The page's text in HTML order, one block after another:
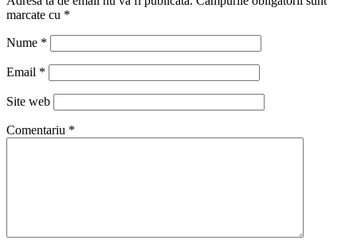
marcate cu *
Nume *
Email *
Site web
Comentariu *